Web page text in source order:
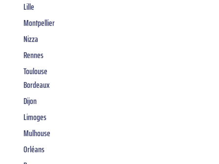
Lille
Montpellier
Nizza
Rennes
Toulouse
Bordeaux
Dijon
Limoges
Mulhouse
Orléans